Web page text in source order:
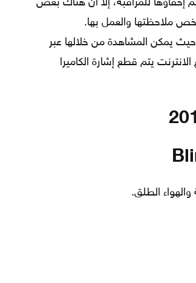
إخفاؤها للمراقبة، إلا أن هناك بعض
ملاحظتها والعمل بها.
حيث يمكن المشاهدة من خلالها عبر
يتم قطع إشارة الكاميرا
الطلق.